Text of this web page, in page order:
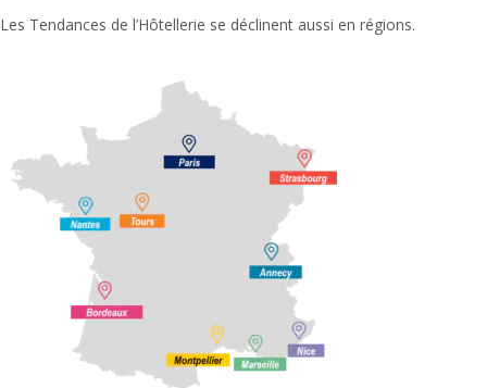
Les Tendances de l’Hôtellerie se déclinent aussi en régions.